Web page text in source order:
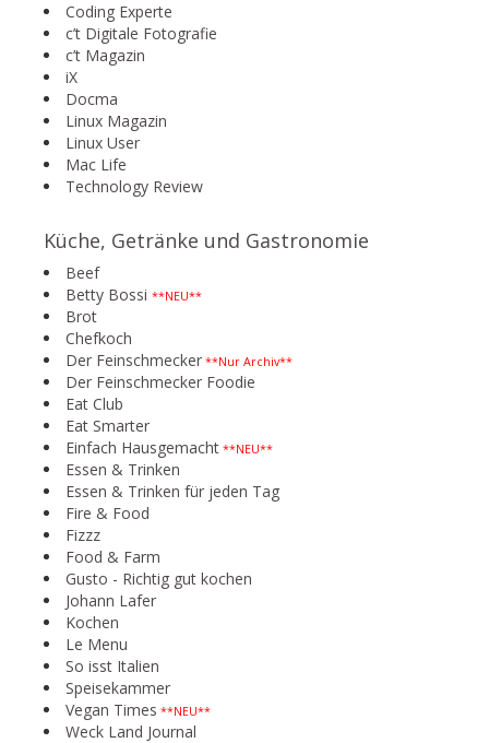
Coding Experte
c’t Digitale Fotografie
c’t Magazin
iX
Docma
Linux Magazin
Linux User
Mac Life
Technology Review
Küche, Getränke und Gastronomie
Beef
Betty Bossi **NEU**
Brot
Chefkoch
Der Feinschmecker **Nur Archiv**
Der Feinschmecker Foodie
Eat Club
Eat Smarter
Einfach Hausgemacht **NEU**
Essen & Trinken
Essen & Trinken für jeden Tag
Fire & Food
Fizzz
Food & Farm
Gusto - Richtig gut kochen
Johann Lafer
Kochen
Le Menu
So isst Italien
Speisekammer
Vegan Times **NEU**
Weck Land Journal